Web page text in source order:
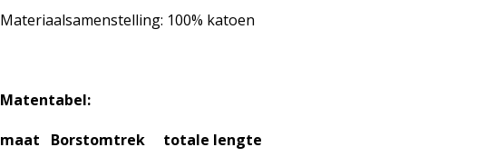
Materiaalsamenstelling: 100% katoen
Matentabel:
maat Borstomtrek totale lengte